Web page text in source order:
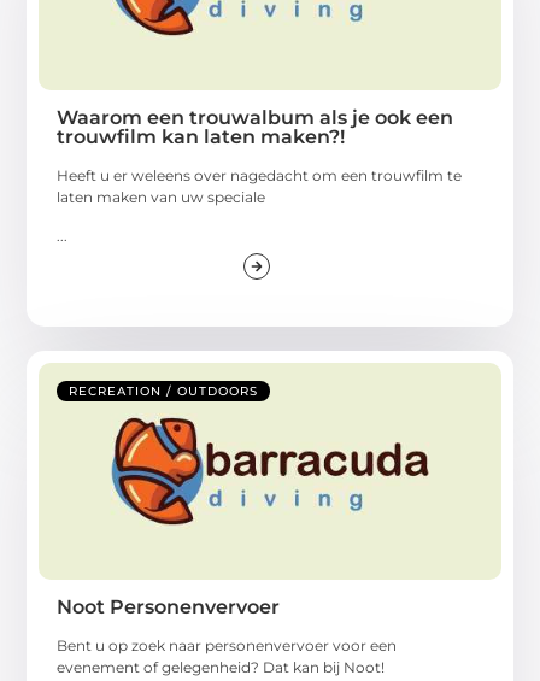
Waarom een trouwalbum als je ook een
trouwfilm kan laten maken?!
Heeft u er weleens over nagedacht om een trouwfilm te
laten maken van uw speciale
...
RECREATION / OUTDOORS
Noot Personenvervoer
Bent u op zoek naar personenvervoer voor een
evenement of gelegenheid? Dat kan bij Noot!